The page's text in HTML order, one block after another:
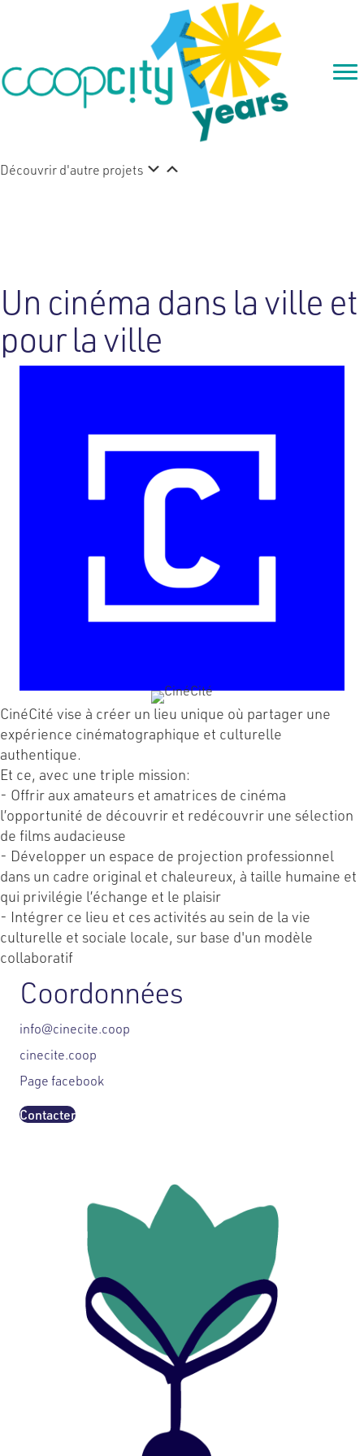
Découvrir d'autre projets
Un cinéma dans la ville et
pour la ville
CinéCité vise à créer un lieu unique où partager une
expérience cinématographique et culturelle
authentique.
Et ce, avec une triple mission:
- Offrir aux amateurs et amatrices de cinéma
l’opportunité de découvrir et redécouvrir une sélection
de films audacieuse
- Développer un espace de projection professionnel
dans un cadre original et chaleureux, à taille humaine et
qui privilégie l’échange et le plaisir
- Intégrer ce lieu et ces activités au sein de la vie
culturelle et sociale locale, sur base d'un modèle
collaboratif
Coordonnées
info@cinecite.coop
cinecite.coop
Page facebook
Contacter